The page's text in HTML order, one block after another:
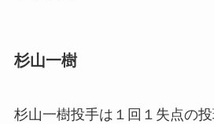
杉山一樹
杉山一樹投手は１回１失点の投